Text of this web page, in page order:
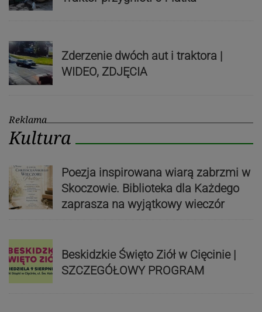
Zderzenie dwóch aut i traktora |
WIDEO, ZDJĘCIA
Reklama
Kultura
Poezja inspirowana wiarą zabrzmi w
Skoczowie. Biblioteka dla Każdego
zaprasza na wyjątkowy wieczór
Beskidzkie Święto Ziół w Cięcinie |
SZCZEGÓŁOWY PROGRAM